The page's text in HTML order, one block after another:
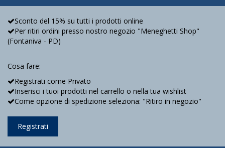
Sconto del 15% su tutti i prodotti online
Per ritiri ordini presso nostro negozio "Meneghetti Shop"
(Fontaniva - PD)
Cosa fare:
Registrati come Privato
Inserisci i tuoi prodotti nel carrello o nella tua wishlist
Come opzione di spedizione seleziona: "Ritiro in negozio"
Registrati